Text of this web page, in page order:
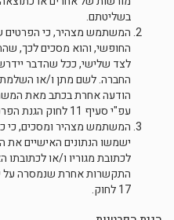
בשליטתם.
המשתמש מצהיר, כי הפרטים
החופשי, והוא מסכים לכך,
לצד שלישי, ככל שהדבר
החברה. לשם מתן ו/או
הודעה אחרת בכתב מאת
עפ"י סעיף 11 לחוק הגנת הפרטיות התשמ"א-1981 (להלן: "החוק").
המשתמש מצהיר ומסכים, כי
ישמשו הנתונים האישיים את
לכתובת מגוריו ו/או
התקשרות אחרת שנמסרה על
17 לחוק.